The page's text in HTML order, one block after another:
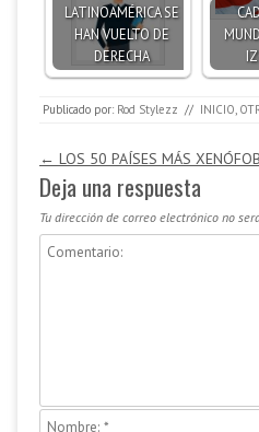
LATINOAMÉRICA SE
HAN VUELTO DE
DERECHA
Publicado por: Rod Stylezz // INICIO
Navegación de entradas
← LOS 50 PAÍSES MÁS
Deja una respuesta
Tu dirección de correo electrónico no